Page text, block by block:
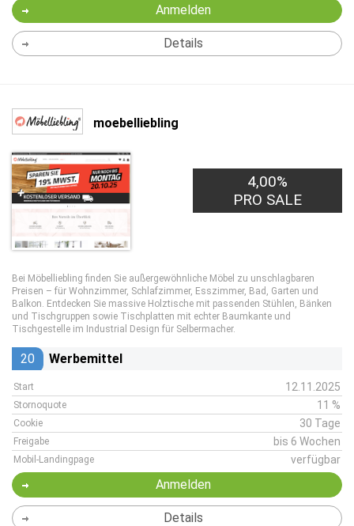
Anmelden
Details
moebelliebling
4,00%
PRO SALE
Bei Möbelliebling finden Sie außergewöhnliche Möbel zu unschlagbaren
Preisen – für Wohnzimmer, Schlafzimmer, Esszimmer, Bad, Garten und
Balkon. Entdecken Sie massive Holztische mit passenden Stühlen, Bänken
und Tischgruppen sowie Tischplatten mit echter Baumkante und
Tischgestelle im Industrial Design für Selbermacher.
20 Werbemittel
Start 12.11.2025
Stornoquote 11 %
Cookie 30 Tage
Freigabe bis 6 Wochen
Mobil-Landingpage verfügbar
Anmelden
Details